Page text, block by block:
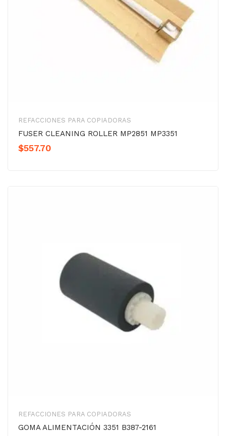
REFACCIONES PARA COPIADORAS
FUSER CLEANING ROLLER MP2851 MP3351
$557.70
REFACCIONES PARA COPIADORAS
GOMA ALIMENTACIÓN 3351 B387-2161